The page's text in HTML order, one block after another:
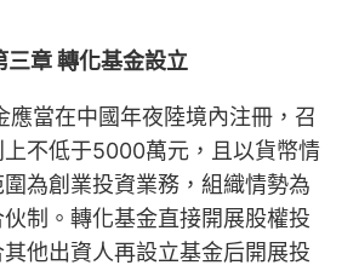
三章 轉化基金設立
應當在中國年夜陸境內注冊，召
不低于5000萬元，且以貨幣情
為創業投資業務，組織情勢為
制。轉化基金直接開展股權投
他出資人再設立基金后開展投